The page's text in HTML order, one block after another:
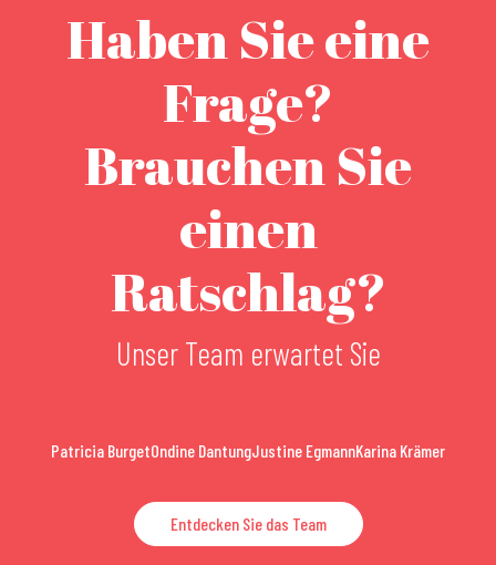
Haben Sie eine
Frage?
Brauchen Sie
einen
Ratschlag?
Unser Team erwartet Sie
Patricia BurgetOndine DantungJustine EgmannKarina Krämer
Entdecken Sie das Team